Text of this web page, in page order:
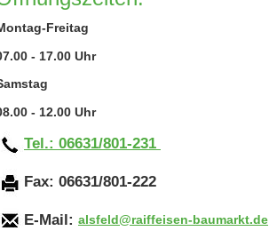
Freitag
- 17.00 Uhr
- 12.00 Uhr
Tel.: 06631/801-231
Fax: 06631/801-222
E-Mail: alsfeld@raiffeisen-baumarkt.de